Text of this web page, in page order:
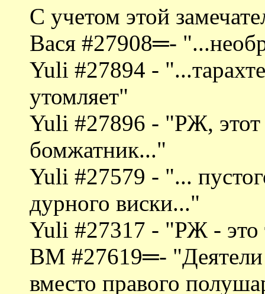
С учетом этой
Вася #27908═-
Yuli #27894 -
утомляет"
Yuli #27896 - "РЖ, этот
бомжатник..."
Yuli #27579 - "...
дурного виски..."
Yuli #27317 - "РЖ - это
ВМ #27619═-
вместо правого